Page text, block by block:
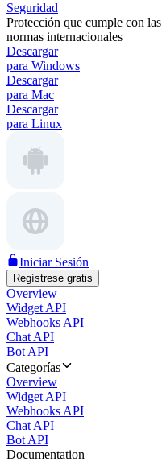
Seguridad
Protección que cumple con las
normas internacionales
Descargar
para Windows
Descargar
para Mac
Descargar
para Linux
Iniciar Sesión
Regístrese gratis
Overview
Widget API
Webhooks API
Chat API
Bot API
Categorías
Overview
Widget API
Webhooks API
Chat API
Bot API
Documentation